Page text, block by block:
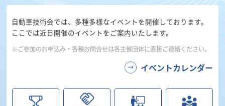
自動車技術会では、多種多様なイベントを開催しております。
ここでは近日開催のイベントをご案内いたします。
※ご参加のお申込み・各種お問合せは各主催団体に直接ご連絡ください。
イベントカレンダー